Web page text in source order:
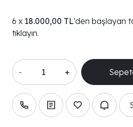
18.000,00 TL'den başlayan
tıklayın.
- +